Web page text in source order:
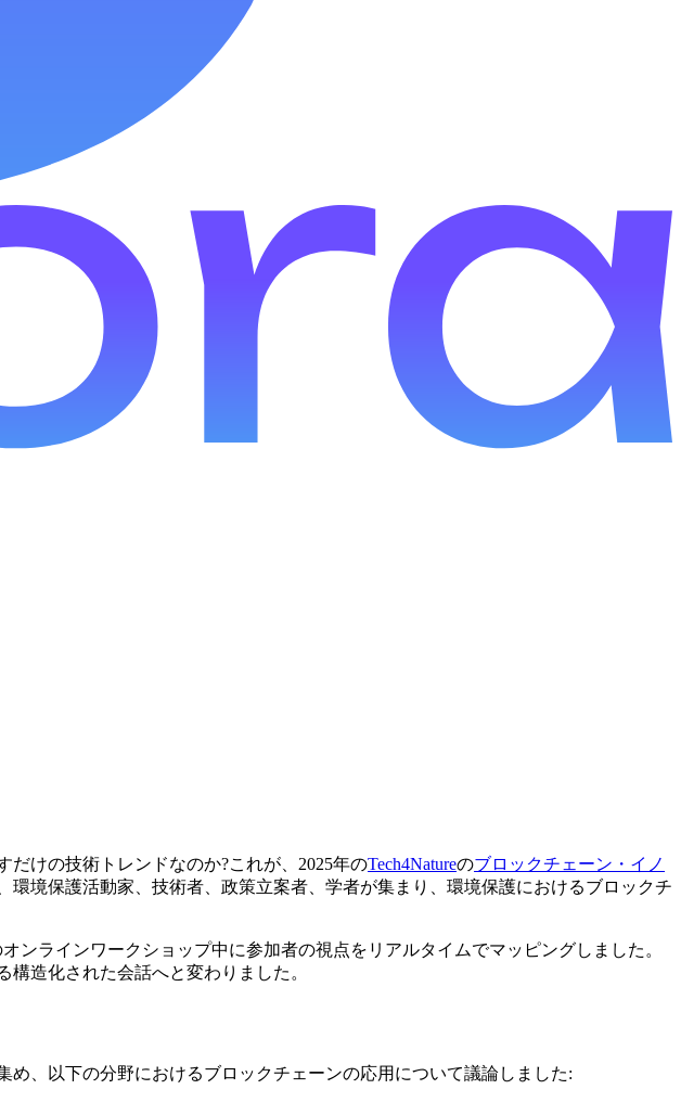
けの技術トレンドなのか?これが、2025年のTech4Natureのブロックチェーン・イノ
境保護活動家、技術者、政策立案者、学者が集まり、環境保護におけるブロックチ
ンラインワークショップ中に参加者の視点をリアルタイムでマッピングしました。
造化された会話へと変わりました。
、以下の分野におけるブロックチェーンの応用について議論しました: